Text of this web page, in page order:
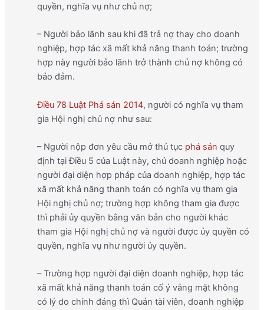
quyền, nghĩa vụ như chủ nợ;
– Người bảo lãnh sau khi đã trả nợ thay cho doanh
nghiệp, hợp tác xã mất khả năng thanh toán; trường
hợp này người bảo lãnh trở thành chủ nợ không có
bảo đảm.
Điều 78 Luật Phá sản 2014, người có nghĩa vụ tham
gia Hội nghị chủ nợ như sau:
– Người nộp đơn yêu cầu mở thủ tục phá sản quy
định tại Điều 5 của Luật này, chủ doanh nghiệp hoặc
người đại diện hợp pháp của doanh nghiệp, hợp tác
xã mất khả năng thanh toán có nghĩa vụ tham gia
Hội nghị chủ nợ; trường hợp không tham gia được
thì phải ủy quyền bằng văn bản cho người khác
tham gia Hội nghị chủ nợ và người được ủy quyền có
quyền, nghĩa vụ như người ủy quyền.
– Trường hợp người đại diện doanh nghiệp, hợp tác
xã mất khả năng thanh toán cố ý vắng mặt không
có lý do chính đáng thì Quản tài viên, doanh nghiệp